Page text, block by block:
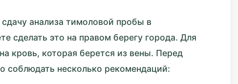
анализа тимоловой пробы в
сделать это на правом берегу города. Для
кровь, которая берется из вены. Перед
соблюдать несколько рекомендаций: